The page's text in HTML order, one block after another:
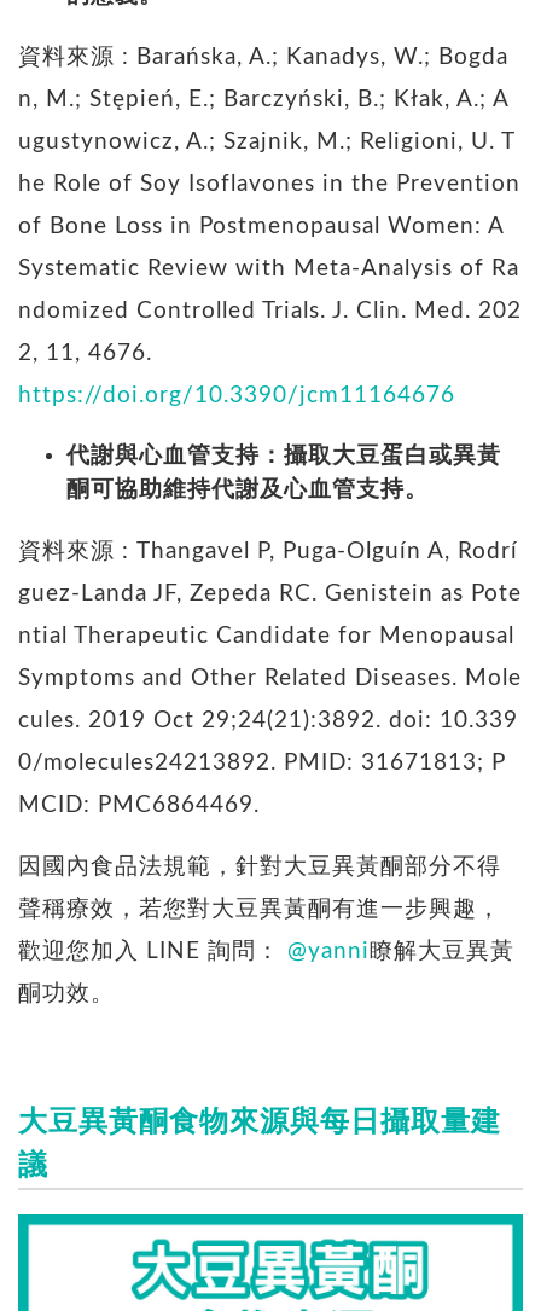
資料來源 : Barańska, A.; Kanadys, W.; Bogda
n, M.; Stępień, E.; Barczyński, B.; Kłak, A.; A
ugustynowicz, A.; Szajnik, M.; Religioni, U. T
he Role of Soy Isoflavones in the Prevention
of Bone Loss in Postmenopausal Women: A
Systematic Review with Meta-Analysis of Ra
ndomized Controlled Trials. J. Clin. Med. 202
2, 11, 4676.
https://doi.org/10.3390/jcm11164676
代謝與心血管支持：攝取大豆蛋白或異黃
酮可協助維持代謝及心血管支持。
資料來源 : Thangavel P, Puga-Olguín A, Rodrí
guez-Landa JF, Zepeda RC. Genistein as Pote
ntial Therapeutic Candidate for Menopausal
Symptoms and Other Related Diseases. Mole
cules. 2019 Oct 29;24(21):3892. doi: 10.339
0/molecules24213892. PMID: 31671813; P
MCID: PMC6864469.
因國內食品法規範，針對大豆異黃酮部分不得
聲稱療效，若您對大豆異黃酮有進一步興趣，
歡迎您加入 LINE 詢問： @yanni 瞭解大豆異黃
酮功效。
大豆異黃酮食物來源與每日攝取量建
議